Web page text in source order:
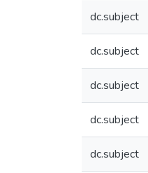
dc.subject
dc.subject
dc.subject
dc.subject
dc.subject